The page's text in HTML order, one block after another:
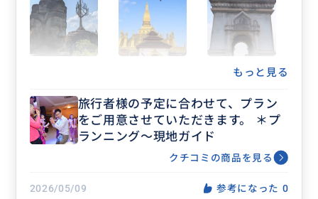
もっと見る
旅行者様の予定に合わせて、プラン
をご用意させていただきます。 ＊プ
ランニング〜現地ガイド
クチコミの商品を見る
2026/05/09 参考になった 0